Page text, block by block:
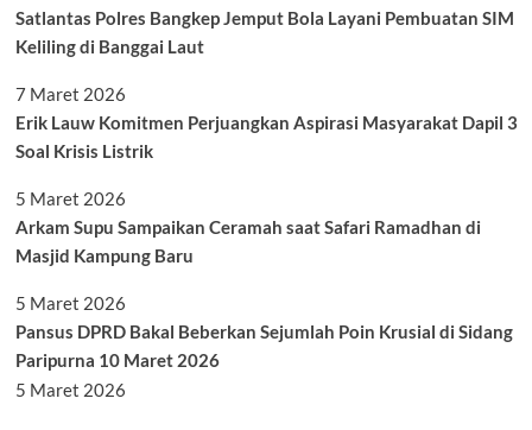
Satlantas Polres Bangkep Jemput Bola Layani Pembuatan SIM
Keliling di Banggai Laut
7 Maret 2026
Erik Lauw Komitmen Perjuangkan Aspirasi Masyarakat Dapil 3
Soal Krisis Listrik
5 Maret 2026
Arkam Supu Sampaikan Ceramah saat Safari Ramadhan di
Masjid Kampung Baru
5 Maret 2026
Pansus DPRD Bakal Beberkan Sejumlah Poin Krusial di Sidang
Paripurna 10 Maret 2026
5 Maret 2026